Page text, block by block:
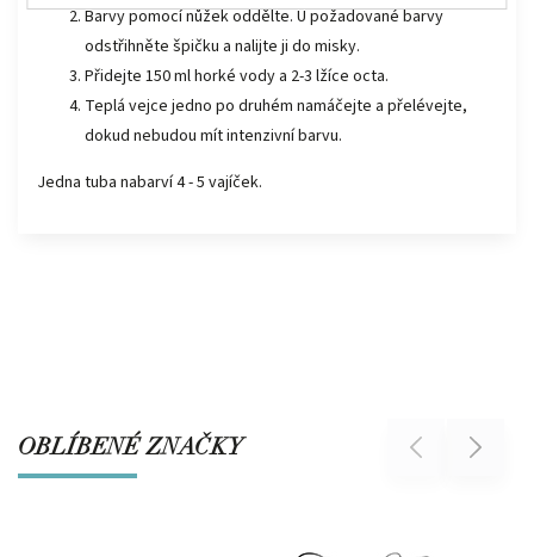
Barvy pomocí nůžek oddělte. U požadované barvy
odstřihněte špičku a nalijte ji do misky.
Přidejte 150 ml horké vody a 2-3 lžíce octa.
Teplá vejce jedno po druhém namáčejte a přelévejte,
dokud nebudou mít intenzivní barvu.
Jedna tuba nabarví 4 - 5 vajíček.
OBLÍBENÉ ZNAČKY Previous Next